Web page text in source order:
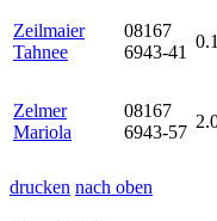
Zeilmaier
Tahnee
08167
6943-41
Zelmer
Mariola
08167
6943-57
drucken nach oben